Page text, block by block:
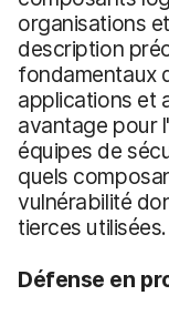
organisations
description
fondamentaux
applications et
avantage pour
équipes de
quels
vulnérabilité
tierces utilisées.
Défense en